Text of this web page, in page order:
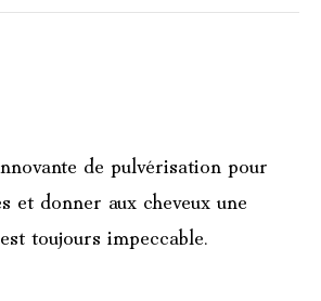
de pulvérisation pour
et donner aux cheveux une
toujours impeccable.